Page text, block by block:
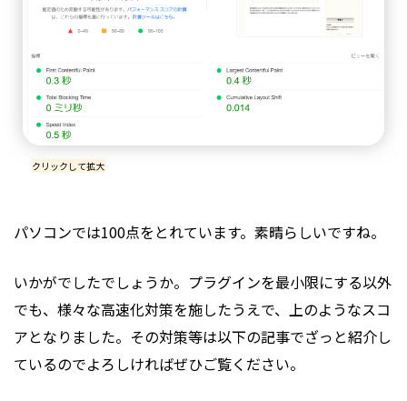
クリックして拡大
パソコンでは100点をとれています。素晴らしいですね。
いかがでしたでしょうか。プラグインを最小限にする以外
でも、様々な高速化対策を施したうえで、上のようなスコ
アとなりました。その対策等は以下の記事でざっと紹介し
ているのでよろしければぜひご覧ください。